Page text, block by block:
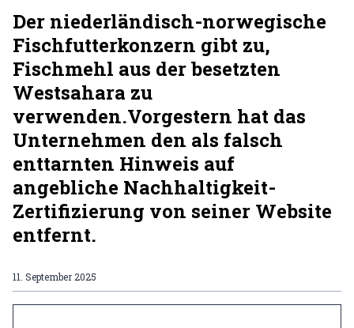
Der niederländisch-norwegische
Fischfutterkonzern gibt zu,
Fischmehl aus der besetzten
Westsahara zu
verwenden.Vorgestern hat das
Unternehmen den als falsch
enttarnten Hinweis auf
angebliche Nachhaltigkeit-
Zertifizierung von seiner Website
entfernt.
11. September 2025